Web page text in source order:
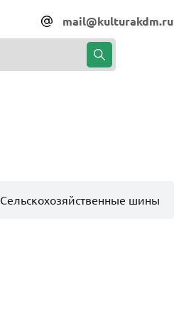
mail@kulturakdm.ru
Сельскохозяйственные шины